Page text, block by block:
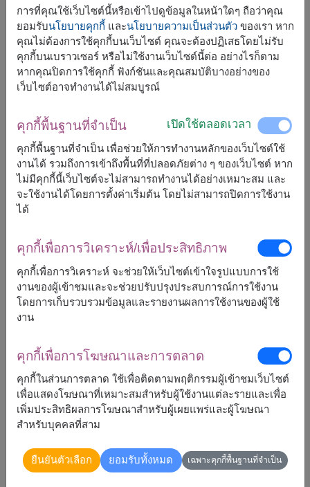
ขนาดโดยประมาณ:
Twilight Bliss คือช่อกุหลาบขาวในโทนสุภาพ เรียบหรู มอบ
ความรู้สึกสงบ อ่อนโยน เหมาะสำหรับมอบให้ผู้ใหญ่ หรือใช้ใน
โอกาสแสดงความเคารพ
สินค้าแบบที่ใกล้เคียงกัน ได้แก่
ราคาตามพื้นที่จัดส่ง
เริ่มต้นที่ 1,600
หมายเหตุ:
การจัดและดอกไม้อาจจะแตกต่างจากที่เห็นในรูปบ้าง
เล็กน้อย ขึ้นอยู่กับฤดูกาลและพื้นที่จัดส่ง
ราคาเปลี่ยนแปลงตามพื้นที่จัดส่ง
การที่คุณใช้เว็บไซต์นี้หรือเข้าไปดูข้อมูลในหน้าใดๆ ถือว่าคุณ
ยอมรับนโยบายคุกกี้ และนโยบายความเป็นส่วนตัวของเรา หาก
คุณไม่ต้องการใช้คุกกี้บนเว็บไซต์ คุณจะต้องปฏิเสธโดยไม่รับ
คุกกี้บนเบราวเซอร์ หรือไม่ใช้งานเว็บไซต์นี้ต่อ อย่างไรก็ตาม
หากคุณปิดการใช้คุกกี้ ฟังก์ชันและคุณสมบัติบางอย่างของ
เว็บไซต์อาจทำงานได้ไม่สมบูรณ์
คุกกี้พื้นฐานที่จำเป็น เปิดใช้ตลอดเวลา
คุกกี้พื้นฐานที่จำเป็น เพื่อช่วยให้การทำงานหลักของเว็บไซต์ใช้
งานได้ รวมถึงการเข้าถึงพื้นที่ที่ปลอดภัยต่าง ๆ ของเว็บไซต์ หาก
ไม่มีคุกกี้นี้เว็บไซต์จะไม่สามารถทำงานได้อย่างเหมาะสม และ
จะใช้งานได้โดยการตั้งค่าเริ่มต้น โดยไม่สามารถปิดการใช้งาน
ได้
คุกกี้เพื่อการวิเคราะห์/เพื่อประสิทธิภาพ
คุกกี้เพื่อการวิเคราะห์ จะช่วยให้เว็บไซต์เข้าใจรูปแบบการใช้
งานของผู้เข้าชมและจะช่วยปรับปรุงประสบการณ์การใช้งาน
โดยการเก็บรวบรวมข้อมูลและรายงานผลการใช้งานของผู้ใช้
งาน
คุกกี้เพื่อการโฆษณาและการตลาด
คุกกี้ในส่วนการตลาด ใช้เพื่อติดตามพฤติกรรมผู้เข้าชมเว็บไซต์
เพื่อแสดงโฆษณาที่เหมาะสมสำหรับผู้ใช้งานแต่ละรายและเพื่อ
เพิ่มประสิทธิผลการโฆษณาสำหรับผู้เผยแพร่และผู้โฆษณา
สำหรับบุคคลที่สาม
ยืนยันตัวเลือก ยอมรับทั้งหมด เฉพาะคุกกี้พื้นฐานที่จำเป็น